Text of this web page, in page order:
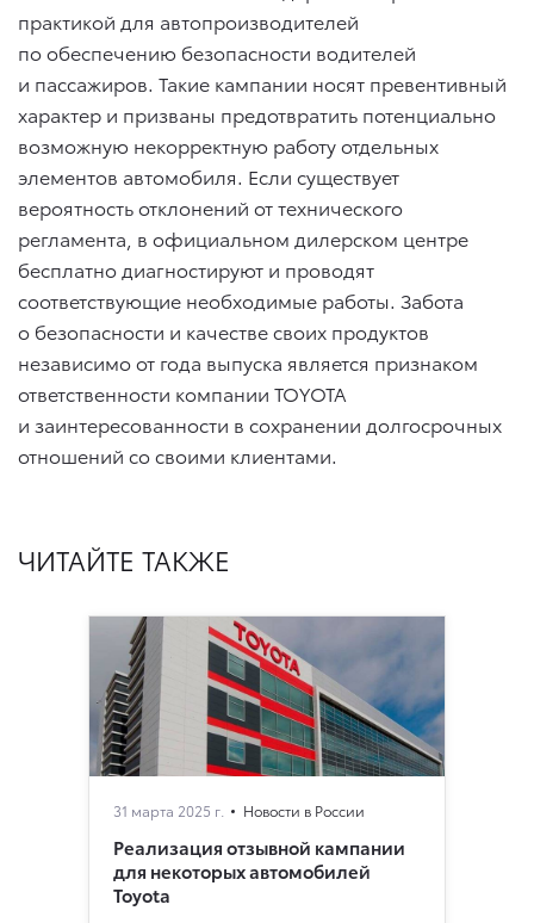
практикой для автопроизводителей
по обеспечению безопасности водителей
и пассажиров. Такие кампании носят превентивный
характер и призваны предотвратить потенциально
возможную некорректную работу отдельных
элементов автомобиля. Если существует
вероятность отклонений от технического
регламента, в официальном дилерском центре
бесплатно диагностируют и проводят
соответствующие необходимые работы. Забота
о безопасности и качестве своих продуктов
независимо от года выпуска является признаком
ответственности компании TOYOTA
и заинтересованности в сохранении долгосрочных
отношений со своими клиентами.
ЧИТАЙТЕ ТАКЖЕ
31 марта 2025 г. Новости в России
Реализация отзывной кампании
для некоторых автомобилей
Toyota